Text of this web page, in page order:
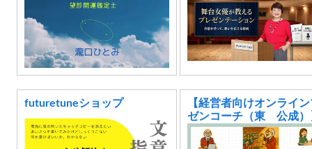
futuretuneショップ
【経営者向けオンライ
ゼンコーチ（東 公成）